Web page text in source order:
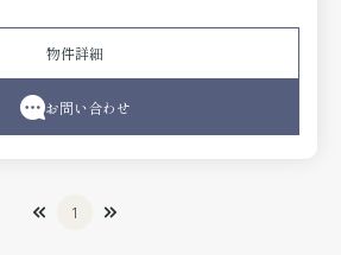
変えることができる、2駅利用OKな物
物件詳細
お問い合わせ
1